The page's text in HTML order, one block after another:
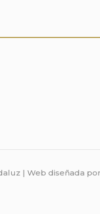
| Web diseñada por